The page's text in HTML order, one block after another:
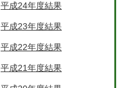
平成24年度結果
平成23年度結果
平成22年度結果
平成21年度結果